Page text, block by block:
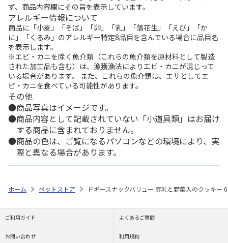
ず、商品内容欄にその旨を表示しています。
アレルギー情報について
商品に「小麦」「そば」「卵」「乳」「落花生」「えび」「か
に」「くるみ」のアレルギー特定8品目を含んでいる場合に品目名
を表示します。
※エビ・カニを除く魚介類（これらの魚介類を原材料として製造
された加工品も含む）は、漁獲漁法によりエビ・カニが混じって
いる場合があります。 また、これらの魚介類は、エサとしてエ
ビ・カニを食べている可能性があります。
その他
商品写真はイメージです。
商品内容として記載されていない「小道具類」はお届け
する商品に含まれておりません。
商品の色は、ご覧になるパソコンなどの環境により、実
際と異なる場合があります。
ホーム ペットストア ドギースナックバリュー 豆乳と野菜入のクッキー
ご利用ガイド よくあるご質問
お問い合わせ 利用規約